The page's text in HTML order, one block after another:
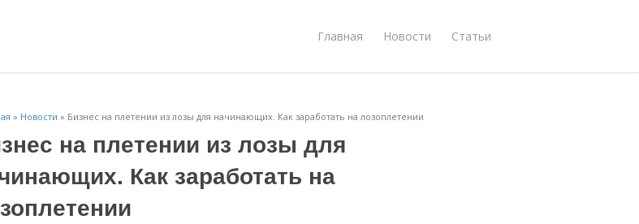
Главная Новости Статьи
» Новости » Бизнес на плетении из лозы для начинающих. Как заработать на лозоплетении
на плетении из лозы для
Как заработать на